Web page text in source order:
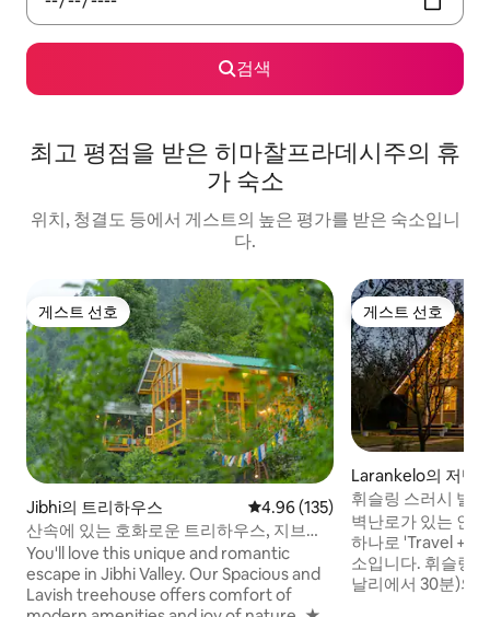
검색
최고 평점을 받은 히마찰프라데시주의 휴
가 숙소
위치, 청결도 등에서 게스트의 높은 평가를 받은 숙소입니
다.
게스트 선호
게스트 선호
Jibhi의 트리하우스 평점 4.96점(5점 만점), 후기 135
4.96 (135)
산속에 있는 호화로운 트리하우스, 지브히 |
온수 욕조
You'll love this unique and romantic
escape in Jibhi Valley. Our Spacious and
Lavish treehouse offers comfort of
게스트 선호
게스트 선호
Larankelo의 저택
휘슬링 스러시 빌
소
벽난로가 있는 인
하나로 'Travel +
소입니다. 휘슬링 스러쉬 빌라는 나가르(마
날리에서 30분)의